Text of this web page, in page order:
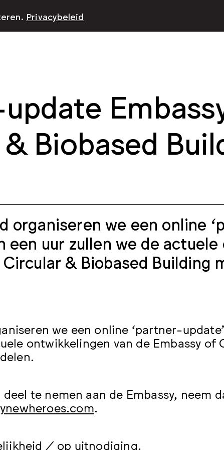
Biobased
organiseren we een online
een uur zullen we de
& Biobased Building
we een online ‘partner-
ontwikkelingen van de Embassy of
te nemen aan de Embassy, neem
.
/ op uitnodiging.
Privacybeleid